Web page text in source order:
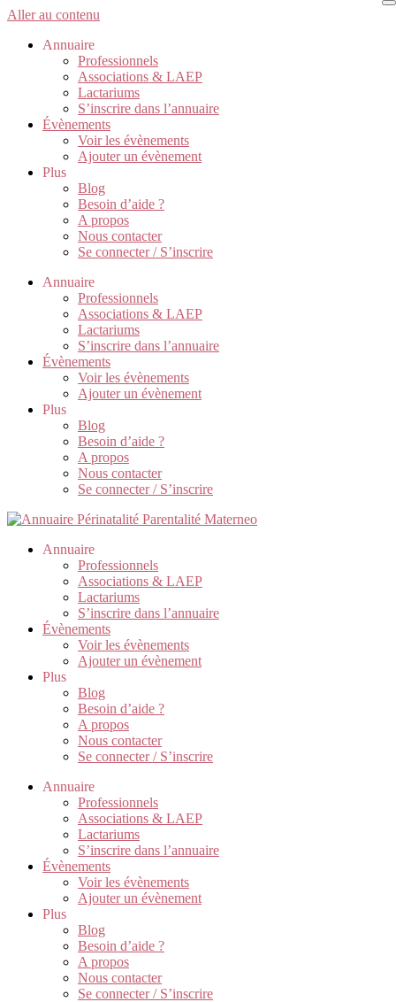
Aller au contenu
Annuaire
Professionnels
Associations & LAEP
Lactariums
S’inscrire dans l’annuaire
Évènements
Voir les évènements
Ajouter un évènement
Plus
Blog
Besoin d’aide ?
A propos
Nous contacter
Se connecter / S’inscrire
Annuaire
Professionnels
Associations & LAEP
Lactariums
S’inscrire dans l’annuaire
Évènements
Voir les évènements
Ajouter un évènement
Plus
Blog
Besoin d’aide ?
A propos
Nous contacter
Se connecter / S’inscrire
Annuaire
Professionnels
Associations & LAEP
Lactariums
S’inscrire dans l’annuaire
Évènements
Voir les évènements
Ajouter un évènement
Plus
Blog
Besoin d’aide ?
A propos
Nous contacter
Se connecter / S’inscrire
Annuaire
Professionnels
Associations & LAEP
Lactariums
S’inscrire dans l’annuaire
Évènements
Voir les évènements
Ajouter un évènement
Plus
Blog
Besoin d’aide ?
A propos
Nous contacter
Se connecter / S’inscrire